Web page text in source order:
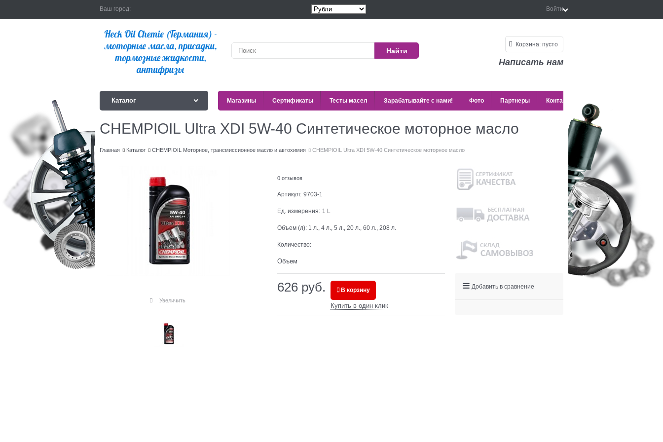
Ваш город: Войти
Найти
Корзина: пусто
Написать нам
Каталог Магазины Сертификаты Тесты масел Зарабатывайте с нами! Фото Партнеры Контакты
CHEMPIOIL Ultra XDI 5W-40 Синтетическое моторное масло
Главная Каталог CHEMPIOIL Моторное, трансмиссионное масло и автохимия CHEMPIOIL Ultra XDI 5W-40 Синтетическое моторное масло
Увеличить
0 отзывов
Артикул: 9703-1
Ед. измерения: 1 L
Объем (л): 1 л., 4 л., 5 л., 20 л., 60 л., 208 л.
Количество:
Объем
626 руб. В корзину
Купить в один клик
Добавить в сравнение